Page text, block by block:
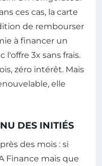
ces cas, la carte
de rembourser
à financer un
l'offre 3x sans frais.
zéro intérêt. Mais
elle
DES INITIÉS
des mois : si
Finance mais que